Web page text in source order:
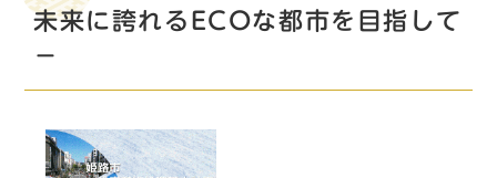
未来に誇れるECOな都市を目指して
－